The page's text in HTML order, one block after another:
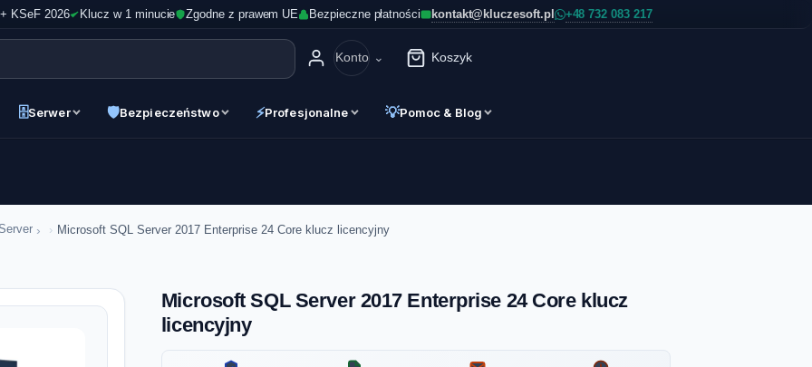
KSeF 2026 Klucz w 1 minucie Zgodne z prawem UE Bezpieczne płatności kontakt@kluczesoft.pl
Konto Koszyk
🗄Serwer 🛡Bezpieczeństwo ⚡Profesjonalne 💡Pomoc & Blog
› Microsoft SQL Server 2017 Enterprise 24 Core klucz licencyjny
Microsoft SQL Server 2017 Enterprise 24 Core klucz
licencyjny